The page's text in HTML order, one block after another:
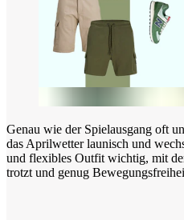
Genau wie der Spielausgang oft
das Aprilwetter launisch und
und flexibles Outfit wichtig, mit
trotzt und genug